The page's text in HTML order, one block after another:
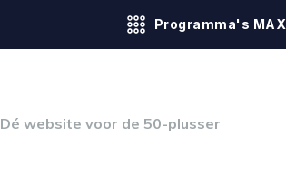
Programma's MAX
Dé website voor de 50-plusser